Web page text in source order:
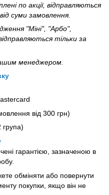
по акції, відправляються
суми замовлення.
"Міні", "Арбо",
тільки за
менеджером.
від 300 грн)
гарантією, зазначеною в
обміняти або повернути
покупки, якщо він не